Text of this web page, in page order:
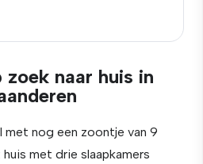
naar huis in
met nog een zoontje van 9
met drie slaapkamers